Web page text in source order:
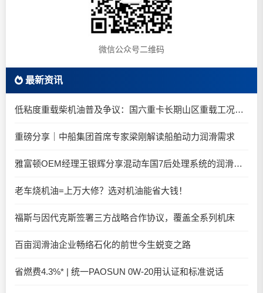
微信公众号二维码
最新资讯
低粘度重载柴机油普及争议：国六重卡长期山区重载工况是否适合0W-20柴油机油？
重磅分享｜中船集团首席专家梁刚解读船舶动力润滑需求
雅富顿OEM经理王银辉分享混动车国7后处理系统的润滑油要求
老车烧机油=上万大修？选对机油能省大钱！
福斯与因代克斯签署三方战略合作协议，覆盖全系列机床
百亩润滑油企业畅络石化的前世今生蜕变之路
省燃费4.3%* | 统一PAOSUN 0W-20用认证和标准说话